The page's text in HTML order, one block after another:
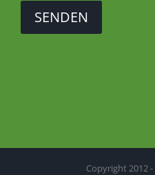
SENDEN
Copyright 2012